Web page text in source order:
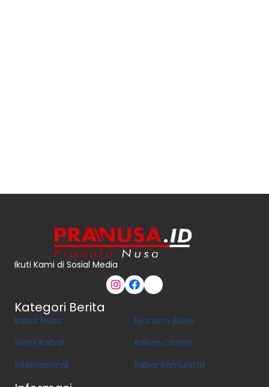
Ikuti Kami di Sosial Media
Kategori Berita
Kabar Nusa
Sorot Kalbar
Internasional
Ekonomi Bisnis
Kolom Citizen
Kabar Komunitas